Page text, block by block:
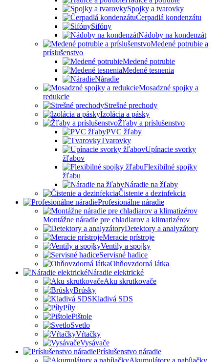
Spojky a tvarovky
Čerpadlá kondenzátu
Sifóny
Nádoby na kondenzát
Medené potrubie a
príslušenstvo
Medené potrubie
Medené tesnenia
Náradie
Mosadzné spojky a
redukcie
Strešné prechody
Izolácia a pásky
Žľaby a príslušenstvo
PVC žľaby
Tvarovky
Upínacie svorky
žľabov
Flexibilné spojky
žľabu
Náradie na žľaby
Čistenie a dezinfekcia
Profesionálne náradie
Montážne náradie pre chladiarov a klimatizérov
Detektory a analyzátory
Meracie prístroje
Ventily a spojky
Servisné hadice
Ohňovzdorná látka
Náradie elektrické
Aku skrutkovače
Brúsky
Kladivá SDS
Píly
Pištole
Svetlo
Vŕtačky
Vysávače
Príslušenstvo náradie
Akumulátory a nabíjačky